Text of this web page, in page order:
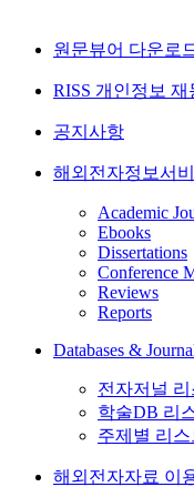
원문뷰어 다운로
RISS 개인정보 재
공지사항
해외전자정보서
Academic
Ebooks
Dissertations
Conference
Reviews
Reports
Databases &
전자저널 리
학술DB 리
주제별 리스
해외전자자료 이